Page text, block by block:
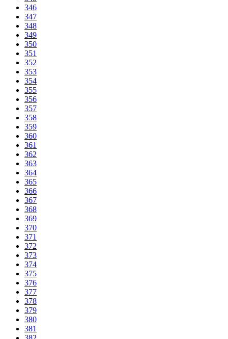
346
347
348
349
350
351
352
353
354
355
356
357
358
359
360
361
362
363
364
365
366
367
368
369
370
371
372
373
374
375
376
377
378
379
380
381